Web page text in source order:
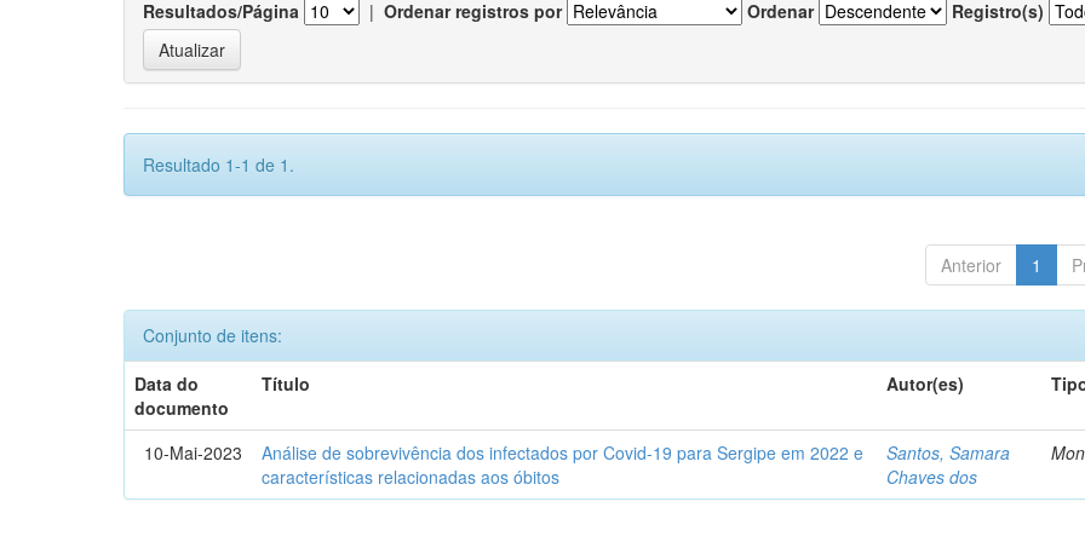
Resultados/Página | Ordenar registros por Ordenar Registro(s)
Resultado 1-1 de 1.
Anterior 1
Conjunto de itens:
Data do
documento
Título Autor(es)
10-Mai-2023
Análise de sobrevivência dos infectados por Covid-19 para Sergipe em 2022 e
características relacionadas aos óbitos
Santos, Samara
Chaves dos